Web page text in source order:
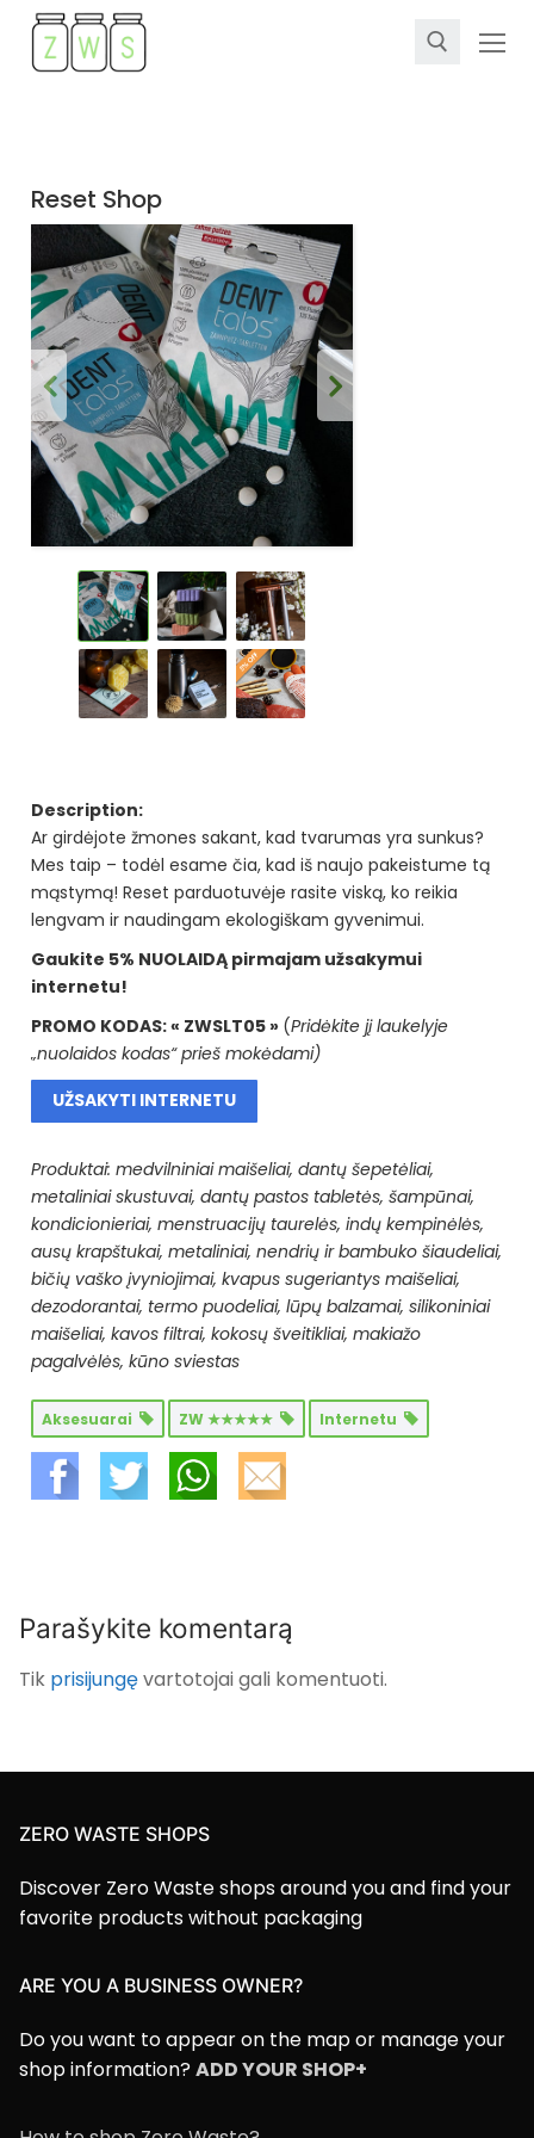
Reset Shop
Description:
Ar girdėjote žmones sakant, kad tvarumas yra sunkus?
Mes taip – todėl esame čia, kad iš naujo pakeistume tą
mąstymą! Reset parduotuvėje rasite viską, ko reikia
lengvam ir naudingam ekologiškam gyvenimui.
Gaukite 5% NUOLAIDĄ pirmajam užsakymui
internetu!
PROMO KODAS: « ZWSLT05 » (Pridėkite jį laukelyje
„nuolaidos kodas“ prieš mokėdami)
Produktai: medvilniniai maišeliai, dantų šepetėliai,
metaliniai skustuvai, dantų pastos tabletės, šampūnai,
kondicionieriai, menstruacijų taurelės, indų kempinėlės,
ausų krapštukai, metaliniai, nendrių ir bambuko šiaudeliai,
bičių vaško įvyniojimai, kvapus sugeriantys maišeliai,
dezodorantai, termo puodeliai, lūpų balzamai, silikoniniai
maišeliai, kavos filtrai, kokosų šveitikliai, makiažo
pagalvėlės, kūno sviestas
Aksesuarai ZW ★★★★★ Internetu
Parašykite komentarą
Tik prisijungęvartotojai gali komentuoti.
ZERO WASTE SHOPS
Discover Zero Waste shops around you and find your
favorite products without packaging
ARE YOU A BUSINESS OWNER?
Do you want to appear on the map or manage your
shop information?ADD YOUR SHOP+